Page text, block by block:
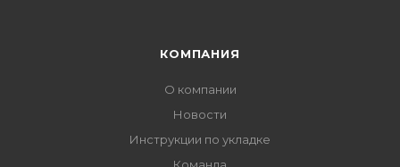
КОМПАНИЯ
О компании
Новости
Инструкции по укладке